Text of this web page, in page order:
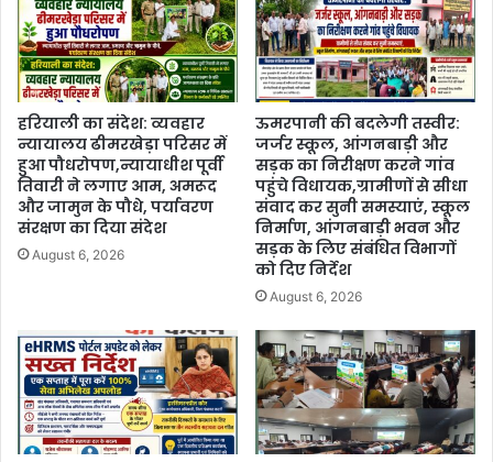
हरियाली का संदेश: व्यवहार
न्यायालय ढीमरखेड़ा परिसर में
हुआ पौधरोपण,न्यायाधीश पूर्वी
तिवारी ने लगाए आम, अमरूद
और जामुन के पौधे, पर्यावरण
संरक्षण का दिया संदेश
August 6, 2026
ऊमरपानी की बदलेगी तस्वीर:
जर्जर स्कूल, आंगनबाड़ी और
सड़क का निरीक्षण करने गांव
पहुंचे विधायक,ग्रामीणों से सीधा
संवाद कर सुनी समस्याएं, स्कूल
निर्माण, आंगनबाड़ी भवन और
सड़क के लिए संबंधित विभागों
को दिए निर्देश
August 6, 2026